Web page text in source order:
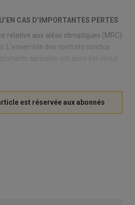
CAS D’IMPORTANTES PERTES
relative aux aléas climatiques (MRC)
L’ensemble des contrats conclus
agricoles ont alors été revus